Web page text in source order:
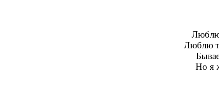
Люблю
Люблю
Но я